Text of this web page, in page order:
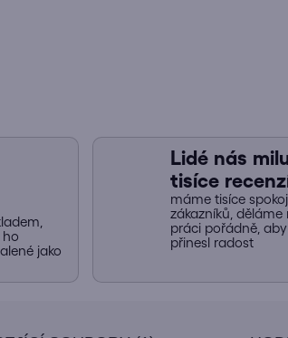
jako
Lidé nás
tisíce
máme tisíce
zákazníků, děláme
práci pořádně,
přinesl radost